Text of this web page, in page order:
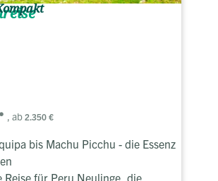
, ab 2.350 €
bis Machu Picchu - die Essenz
Reise für Peru Neulinge, die